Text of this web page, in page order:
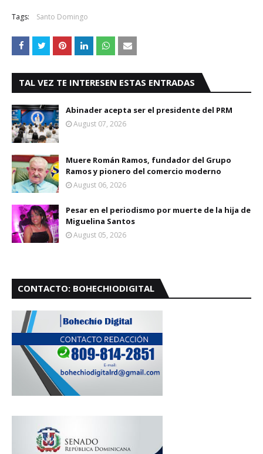
Tags: Santo Domingo
TAL VEZ TE INTERESEN ESTAS ENTRADAS
Abinader acepta ser el presidente del PRM
August 07, 2026
Muere Román Ramos, fundador del Grupo
Ramos y pionero del comercio moderno
August 06, 2026
Pesar en el periodismo por muerte de la hija de
Miguelina Santos
August 05, 2026
CONTACTO: BOHECHIODIGITAL